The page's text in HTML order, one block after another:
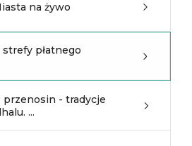
na żywo
płatnego
- tradycje
...